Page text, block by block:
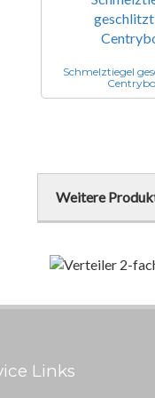
Schmelztiegel
Weitere
Links